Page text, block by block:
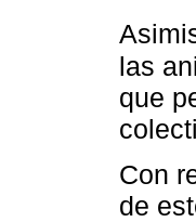
las
que
Con
de